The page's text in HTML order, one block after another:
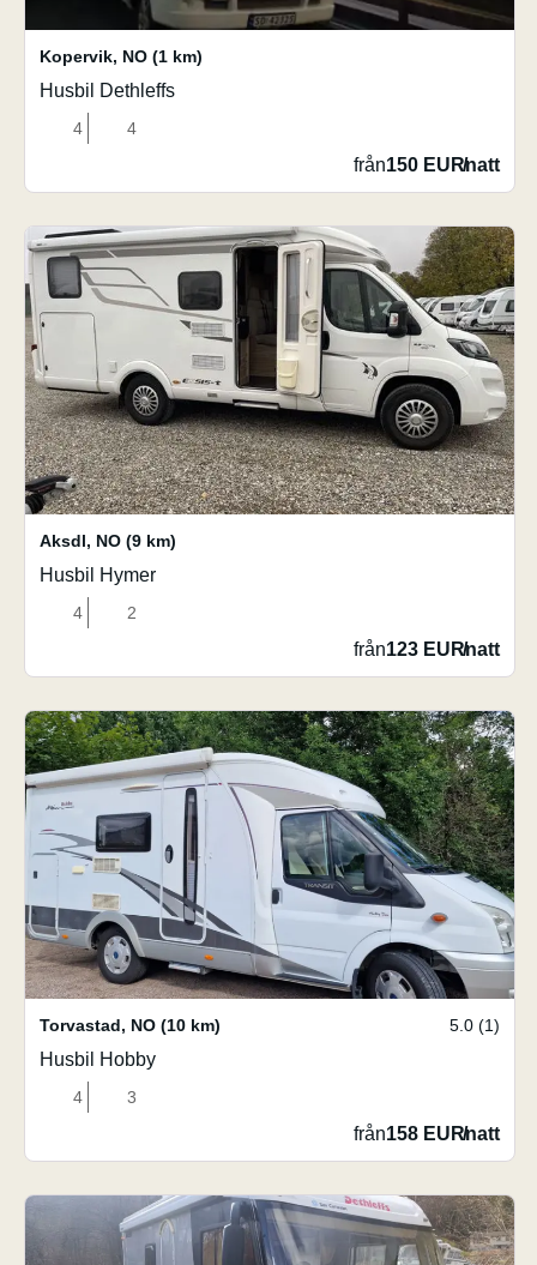
Kopervik, NO (1 km)
Husbil Dethleffs
4 4
från150 EUR/natt
Aksdl, NO (9 km)
Husbil Hymer
4 2
från123 EUR/natt
Torvastad, NO (10 km) 5.0 (1)
Husbil Hobby
4 3
från158 EUR/natt